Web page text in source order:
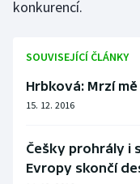
konkurencí.
SOUVISEJÍCÍ ČLÁNKY
Hrbková: Mrzí
15. 12. 2016
Češky prohrály i
Evropy skončí